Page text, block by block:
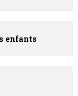
enfants